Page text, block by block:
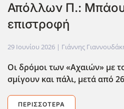
Απόλλων Π.:
επιστροφή
29 Ιουνίου 2026 | Γιάννης
Οι δρόμοι των «Αχαιών» με
σμίγουν και πάλι, μετά από
ΠΕΡΙΣΣΌΤΕΡΑ